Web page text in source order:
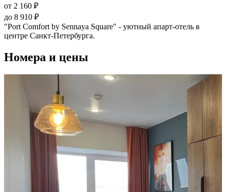
от 2 160 ₽
до 8 910 ₽
"Port Comfort by Sennaya Square" - уютный апарт-отель в
центре Санкт-Петербурга.
Номера и цены